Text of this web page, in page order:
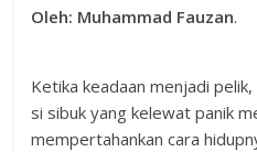
Oleh: Muhammad Fauzan.
Ketika keadaan menjadi
si sibuk yang kelewat panik
mempertahankan cara